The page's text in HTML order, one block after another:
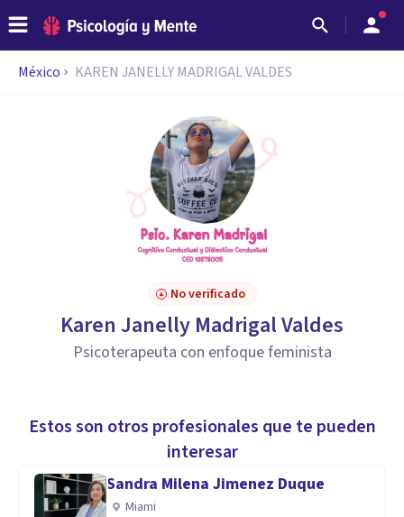
México KAREN JANELLY MADRIGAL VALDES
No verificado
Karen Janelly Madrigal Valdes
Psicoterapeuta con enfoque feminista
Estos son otros profesionales que te pueden
interesar
Sandra Milena Jimenez Duque
Miami